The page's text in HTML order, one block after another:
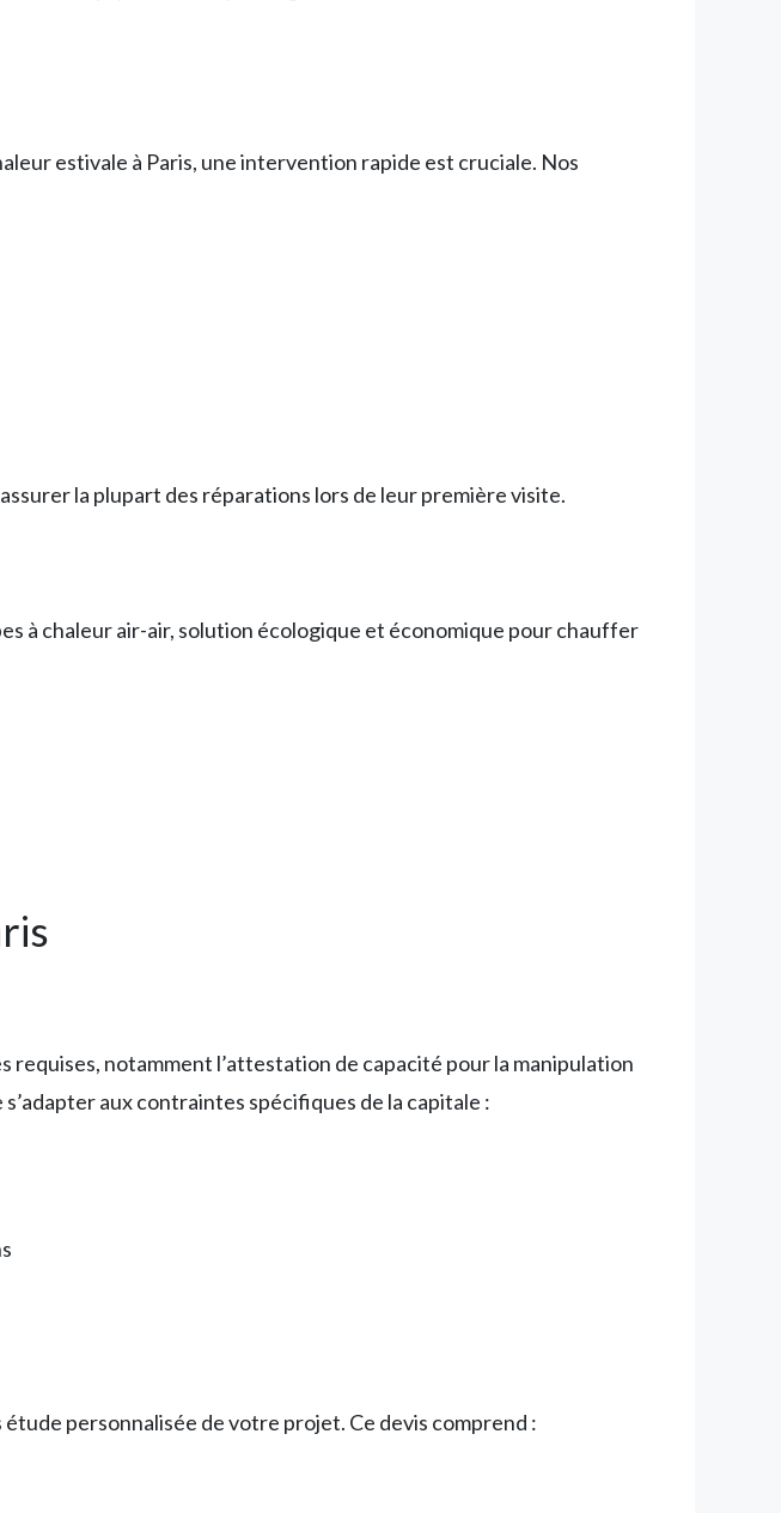
estivale à Paris, une intervention rapide est cruciale. Nos
la plupart des réparations lors de leur première visite.
à chaleur air-air, solution écologique et économique pour chauffer
notamment l’attestation de capacité pour la manipulation
aux contraintes spécifiques de la capitale :
personnalisée de votre projet. Ce devis comprend :